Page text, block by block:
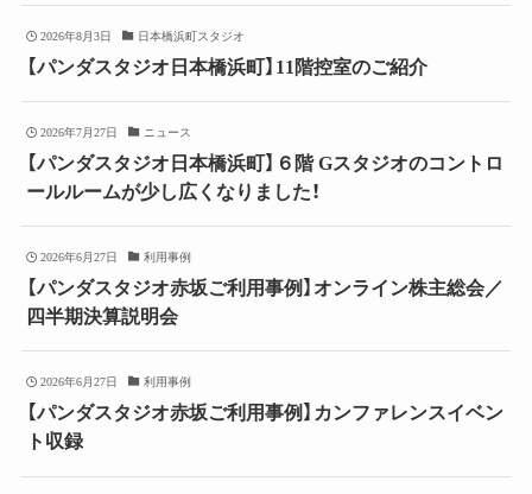
2026年8月3日 日本橋浜町スタジオ
【パンダスタジオ日本橋浜町】11階控室のご紹介
2026年7月27日 ニュース
【パンダスタジオ日本橋浜町】６階 Gスタジオのコントロ
ールルームが少し広くなりました！
2026年6月27日 利用事例
【パンダスタジオ赤坂ご利用事例】オンライン株主総会／
四半期決算説明会
2026年6月27日 利用事例
【パンダスタジオ赤坂ご利用事例】カンファレンスイベン
ト収録